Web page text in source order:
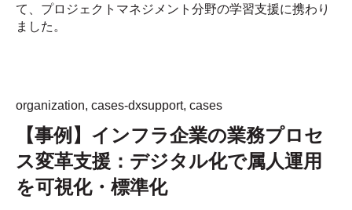
て、プロジェクトマネジメント分野の学習支援に携わり
ました。
organization, cases-dxsupport, cases
【事例】インフラ企業の業務プロセ
ス変革支援：デジタル化で属人運用
を可視化・標準化